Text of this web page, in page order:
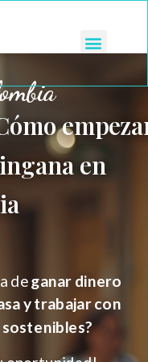
en
deganar dinero
y trabajar con